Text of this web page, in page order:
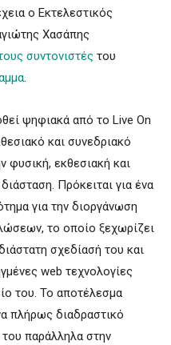
ο Εκτελεστικός
Χασάπης
συντονιστές του
.
ψηφιακά από το Live On
και συνεδριακό
φυσική, εκθεσιακή και
Πρόκειται για ένα
για την διοργάνωση
το οποίο ξεχωρίζει
σχεδίασή του και
web τεχνολογίες
του. Το αποτέλεσμα
πλήρως διαδραστικό
παράλληλα στην